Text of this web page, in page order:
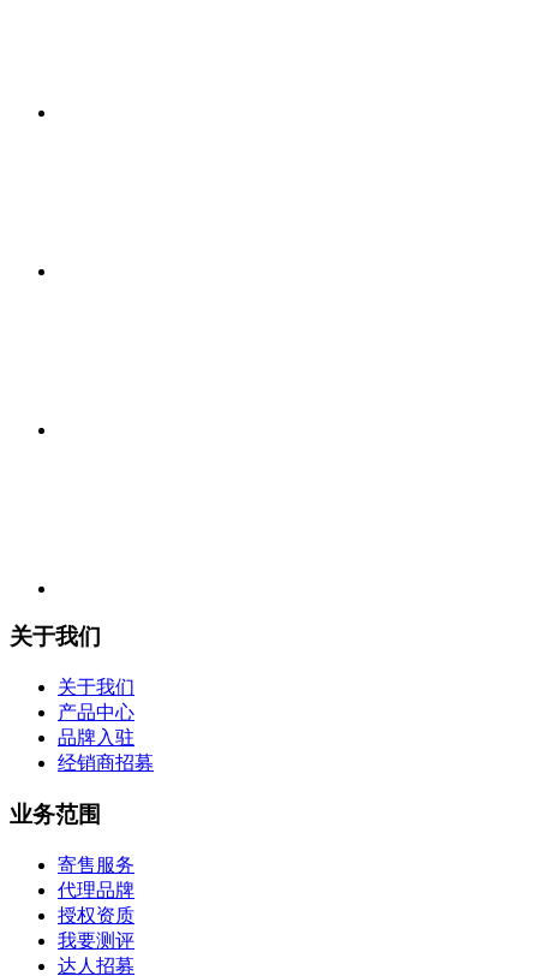
关于我们
关于我们
产品中心
品牌入驻
经销商招募
业务范围
寄售服务
代理品牌
授权资质
我要测评
达人招募